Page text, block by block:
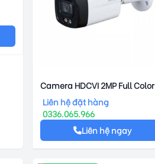
Camera HDCVI 2MP Full Color
DAHUA DH-HAC-
HFW1239TLMP-A-LED-S2
Liên hệ đặt hàng
0336.065.966
Liên hệ ngay